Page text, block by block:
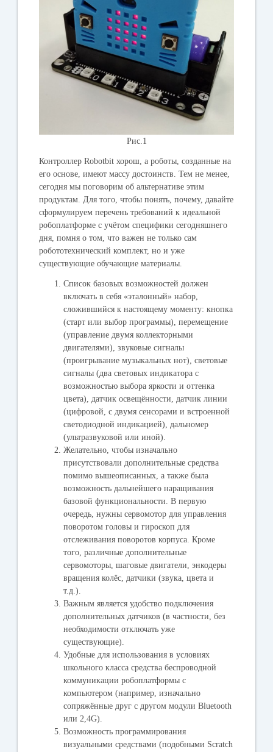
Рис.1
Контроллер Robotbit хорош, а роботы, созданные на
его основе, имеют массу достоинств. Тем не менее,
сегодня мы поговорим об альтернативе этим
продуктам. Для того, чтобы понять, почему, давайте
сформулируем перечень требований к идеальной
робоплатформе с учётом специфики сегодняшнего
дня, помня о том, что важен не только сам
робототехнический комплект, но и уже
существующие обучающие материалы.
Список базовых возможностей должен
включать в себя «эталонный» набор,
сложившийся к настоящему моменту: кнопка
(старт или выбор программы), перемещение
(управление двумя коллекторными
двигателями), звуковые сигналы
(проигрывание музыкальных нот), световые
сигналы (два световых индикатора с
возможностью выбора яркости и оттенка
цвета), датчик освещённости, датчик линии
(цифровой, с двумя сенсорами и встроенной
светодиодной индикацией), дальномер
(ультразвуковой или иной).
Желательно, чтобы изначально
присутствовали дополнительные средства
помимо вышеописанных, а также была
возможность дальнейшего наращивания
базовой функциональности. В первую
очередь, нужны сервомотор для управления
поворотом головы и гироскоп для
отслеживания поворотов корпуса. Кроме
того, различные дополнительные
сервомоторы, шаговые двигатели, энкодеры
вращения колёс, датчики (звука, цвета и
т.д.).
Важным является удобство подключения
дополнительных датчиков (в частности, без
необходимости отключать уже
существующие).
Удобные для использования в условиях
школьного класса средства беспроводной
коммуникации робоплатформы с
компьютером (например, изначально
сопряжённые друг с другом модули Bluetooth
или 2,4G).
Возможность программирования
визуальными средствами (подобными Scratch